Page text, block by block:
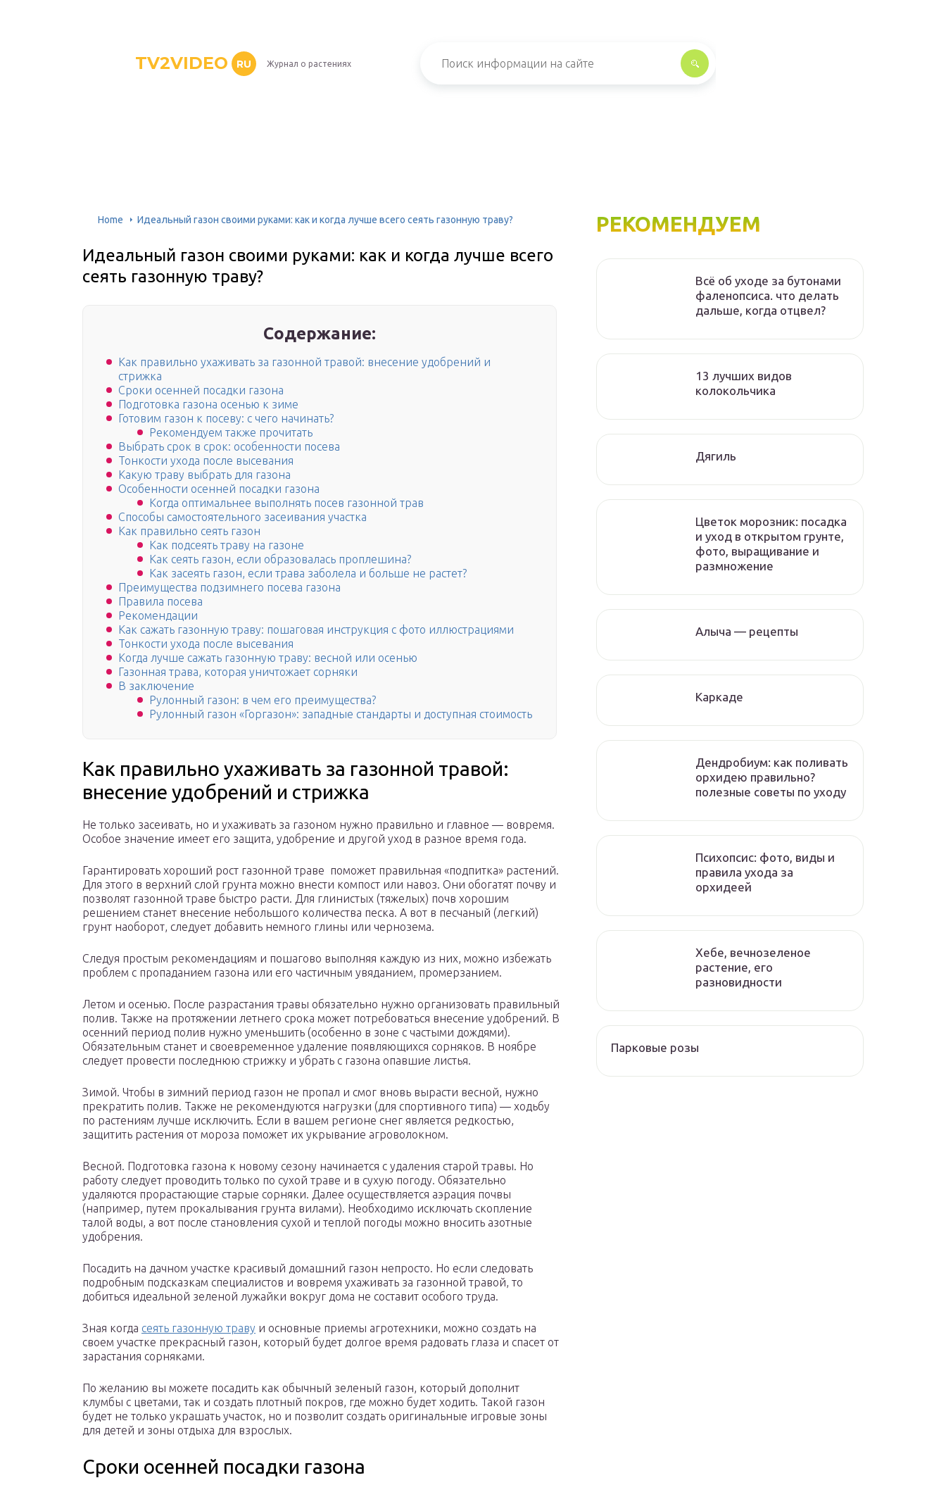
TV2VIDEO RU Журнал о растениях
Home Идеальный газон своими руками: как и когда лучше всего сеять газонную траву?
Идеальный газон своими руками: как и когда лучше всего
сеять газонную траву?
Содержание:
Как правильно ухаживать за газонной травой: внесение удобрений и
стрижка
Сроки осенней посадки газона
Подготовка газона осенью к зиме
Готовим газон к посеву: с чего начинать?
Рекомендуем также прочитать
Выбрать срок в срок: особенности посева
Тонкости ухода после высевания
Какую траву выбрать для газона
Особенности осенней посадки газона
Когда оптимальнее выполнять посев газонной трав
Способы самостоятельного засеивания участка
Как правильно сеять газон
Как подсеять траву на газоне
Как сеять газон, если образовалась проплешина?
Как засеять газон, если трава заболела и больше не растет?
Преимущества подзимнего посева газона
Правила посева
Рекомендации
Как сажать газонную траву: пошаговая инструкция с фото иллюстрациями
Тонкости ухода после высевания
Когда лучше сажать газонную траву: весной или осенью
Газонная трава, которая уничтожает сорняки
В заключение
Рулонный газон: в чем его преимущества?
Рулонный газон «Горгазон»: западные стандарты и доступная стоимость
Как правильно ухаживать за газонной травой:
внесение удобрений и стрижка
Не только засеивать, но и ухаживать за газоном нужно правильно и главное — вовремя.
Особое значение имеет его защита, удобрение и другой уход в разное время года.
Гарантировать хороший рост газонной траве поможет правильная «подпитка» растений.
Для этого в верхний слой грунта можно внести компост или навоз. Они обогатят почву и
позволят газонной траве быстро расти. Для глинистых (тяжелых) почв хорошим
решением станет внесение небольшого количества песка. А вот в песчаный (легкий)
грунт наоборот, следует добавить немного глины или чернозема.
Следуя простым рекомендациям и пошагово выполняя каждую из них, можно избежать
проблем с пропаданием газона или его частичным увяданием, промерзанием.
Летом и осенью. После разрастания травы обязательно нужно организовать правильный
полив. Также на протяжении летнего срока может потребоваться внесение удобрений. В
осенний период полив нужно уменьшить (особенно в зоне с частыми дождями).
Обязательным станет и своевременное удаление появляющихся сорняков. В ноябре
следует провести последнюю стрижку и убрать с газона опавшие листья.
Зимой. Чтобы в зимний период газон не пропал и смог вновь вырасти весной, нужно
прекратить полив. Также не рекомендуются нагрузки (для спортивного типа) — ходьбу
по растениям лучше исключить. Если в вашем регионе снег является редкостью,
защитить растения от мороза поможет их укрывание агроволокном.
Весной. Подготовка газона к новому сезону начинается с удаления старой травы. Но
работу следует проводить только по сухой траве и в сухую погоду. Обязательно
удаляются прорастающие старые сорняки. Далее осуществляется аэрация почвы
(например, путем прокалывания грунта вилами). Необходимо исключать скопление
талой воды, а вот после становления сухой и теплой погоды можно вносить азотные
удобрения.
Посадить на дачном участке красивый домашний газон непросто. Но если следовать
подробным подсказкам специалистов и вовремя ухаживать за газонной травой, то
добиться идеальной зеленой лужайки вокруг дома не составит особого труда.
Зная когда сеять газонную траву и основные приемы агротехники, можно создать на
своем участке прекрасный газон, который будет долгое время радовать глаза и спасет от
зарастания сорняками.
По желанию вы можете посадить как обычный зеленый газон, который дополнит
клумбы с цветами, так и создать плотный покров, где можно будет ходить. Такой газон
будет не только украшать участок, но и позволит создать оригинальные игровые зоны
для детей и зоны отдыха для взрослых.
Сроки осенней посадки газона
РЕКОМЕНДУЕМ
Всё об уходе за бутонами
фаленопсиса. что делать
дальше, когда отцвел?
13 лучших видов
колокольчика
Дягиль
Цветок морозник: посадка
и уход в открытом грунте,
фото, выращивание и
размножение
Алыча — рецепты
Каркаде
Дендробиум: как поливать
орхидею правильно?
полезные советы по уходу
Психопсис: фото, виды и
правила ухода за
орхидеей
Хебе, вечнозеленое
растение, его
разновидности
Парковые розы